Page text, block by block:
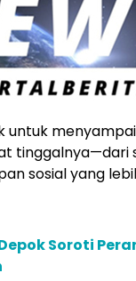
untuk
tinggalnya—dari
sosial yang
Soroti